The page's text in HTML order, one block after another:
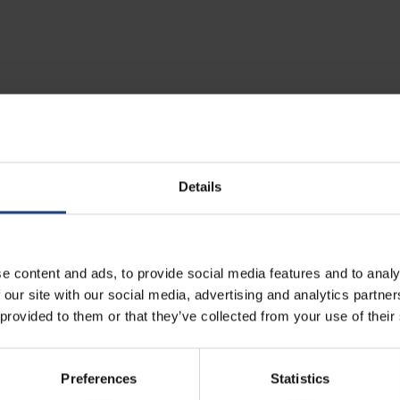
Details
content and ads, to provide social media features and to
site with our social media, advertising and analytics
to them or that they’ve collected from your use of
Preferences Statistics
nudi vam i mogućnost ugovaranja charter letova.
vašim potrebama i željama i omogućiti vam
koje žele personalizirani, pouzdani i
pojedinačnih letova ili serije letova.
operacija u mogućnosti smo vam osigurati brz i
sportskog događaja ili promociji vaše tvrtke,
organizaciju leta u skladu s vašim potrebama.